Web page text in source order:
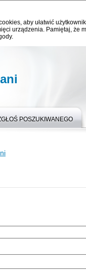
aby ułatwić
urządzenia. Pamiętaj, że
POSZUKIWANEGO